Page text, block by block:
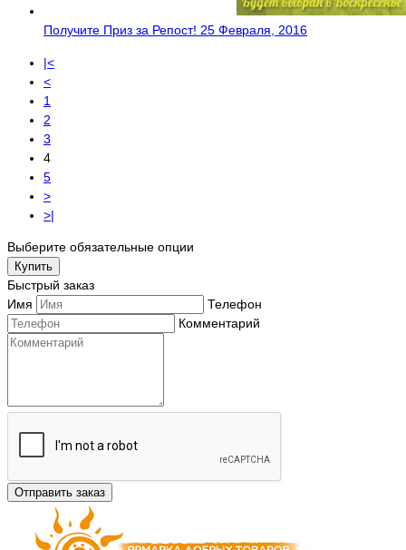
Получите Приз за Репост! 25 Февраля, 2016
|<
<
1
2
3
4
5
>
>|
Выберите обязательные опции
Купить
Быстрый заказ
Имя
Телефон
Комментарий
Отправить заказ